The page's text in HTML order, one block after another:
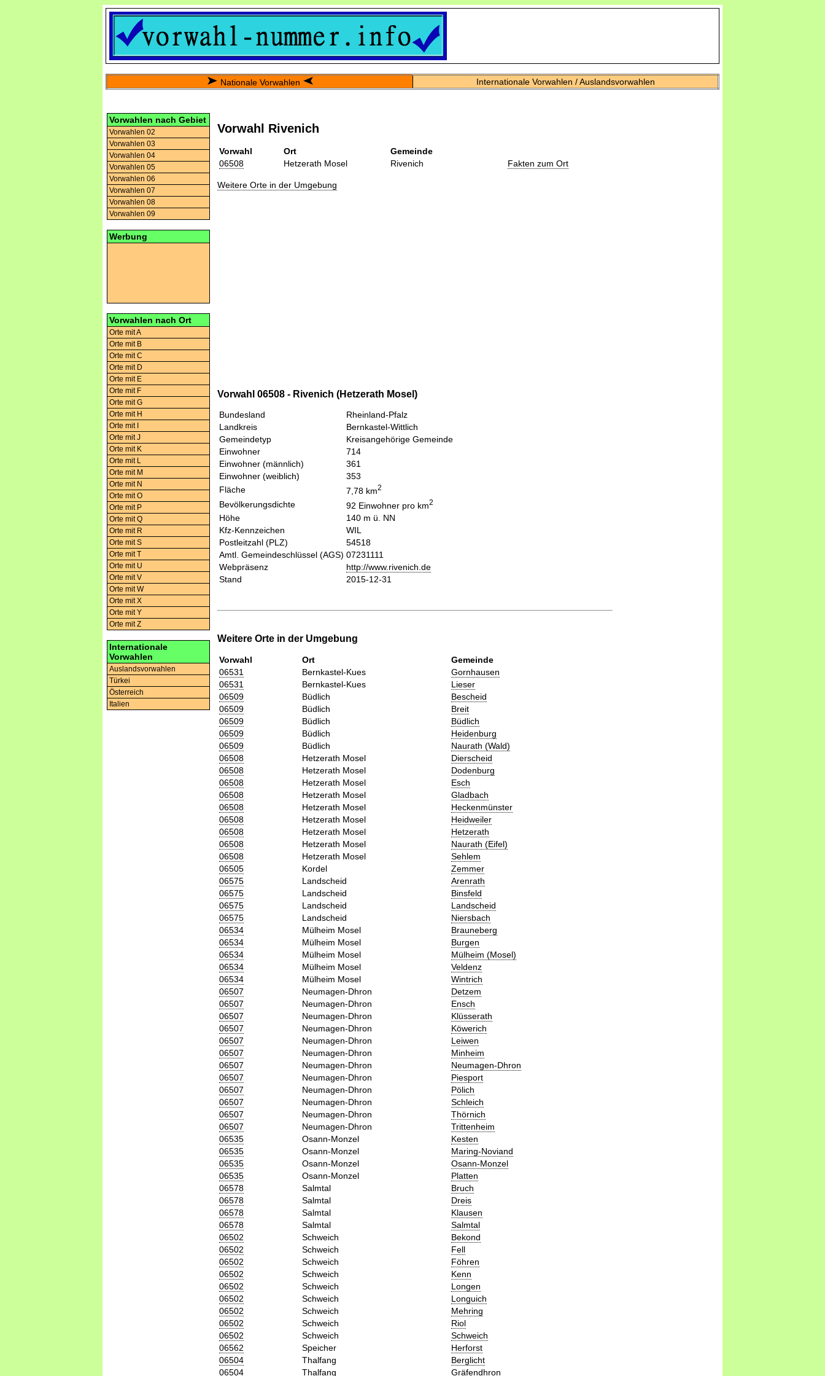
Nationale Vorwahlen Internationale Vorwahlen / Auslandsvorwahlen
Vorwahlen nach Gebiet
Vorwahlen 02
Vorwahlen 03
Vorwahlen 04
Vorwahlen 05
Vorwahlen 06
Vorwahlen 07
Vorwahlen 08
Vorwahlen 09
Werbung
Vorwahlen nach Ort
Orte mit A
Orte mit B
Orte mit C
Orte mit D
Orte mit E
Orte mit F
Orte mit G
Orte mit H
Orte mit I
Orte mit J
Orte mit K
Orte mit L
Orte mit M
Orte mit N
Orte mit O
Orte mit P
Orte mit Q
Orte mit R
Orte mit S
Orte mit T
Orte mit U
Orte mit V
Orte mit W
Orte mit X
Orte mit Y
Orte mit Z
Internationale
Vorwahlen
Auslandsvorwahlen
Türkei
Österreich
Italien
Vorwahl Rivenich
Vorwahl Ort
Gemeinde
06508
Hetzerath Mosel Rivenich Fakten zum Ort
Weitere Orte in der Umgebung
Vorwahl 06508 - Rivenich (Hetzerath Mosel)
Bundesland
Rheinland-Pfalz
Landkreis
Bernkastel-Wittlich
Gemeindetyp
Kreisangehörige Gemeinde
Einwohner
714
Einwohner (männlich)
361
Einwohner (weiblich)
353
Fläche
7,78 km2
Bevölkerungsdichte 92 Einwohner pro km2
Höhe
140 m ü. NN
Kfz-Kennzeichen
WIL
Postleitzahl (PLZ)
54518
Amtl. Gemeindeschlüssel (AGS) 07231111
Webpräsenz
http://www.rivenich.de
Stand
2015-12-31
Weitere Orte in der Umgebung
Vorwahl Ort
Gemeinde
06531
Bernkastel-Kues
Gornhausen
06531
Bernkastel-Kues
Lieser
06509
Büdlich
Bescheid
06509
Büdlich
Breit
06509
Büdlich
Büdlich
06509
Büdlich
Heidenburg
06509
Büdlich
Naurath (Wald)
06508
Hetzerath Mosel
Dierscheid
06508
Hetzerath Mosel
Dodenburg
06508
Hetzerath Mosel
Esch
06508
Hetzerath Mosel
Gladbach
06508
Hetzerath Mosel
Heckenmünster
06508
Hetzerath Mosel
Heidweiler
06508
Hetzerath Mosel
Hetzerath
06508
Hetzerath Mosel
Naurath (Eifel)
06508
Hetzerath Mosel
Sehlem
06505
Kordel
Zemmer
06575
Landscheid
Arenrath
06575
Landscheid
Binsfeld
06575
Landscheid
Landscheid
06575
Landscheid
Niersbach
06534
Mülheim Mosel
Brauneberg
06534
Mülheim Mosel
Burgen
06534
Mülheim Mosel
Mülheim (Mosel)
06534
Mülheim Mosel
Veldenz
06534
Mülheim Mosel
Wintrich
06507
Neumagen-Dhron
Detzem
06507
Neumagen-Dhron
Ensch
06507
Neumagen-Dhron
Klüsserath
06507
Neumagen-Dhron
Köwerich
06507
Neumagen-Dhron
Leiwen
06507
Neumagen-Dhron
Minheim
06507
Neumagen-Dhron
Neumagen-Dhron
06507
Neumagen-Dhron
Piesport
06507
Neumagen-Dhron
Pölich
06507
Neumagen-Dhron
Schleich
06507
Neumagen-Dhron
Thörnich
06507
Neumagen-Dhron
Trittenheim
06535
Osann-Monzel
Kesten
06535
Osann-Monzel
Maring-Noviand
06535
Osann-Monzel
Osann-Monzel
06535
Osann-Monzel
Platten
06578
Salmtal
Bruch
06578
Salmtal
Dreis
06578
Salmtal
Klausen
06578
Salmtal
Salmtal
06502
Schweich
Bekond
06502
Schweich
Fell
06502
Schweich
Föhren
06502
Schweich
Kenn
06502
Schweich
Longen
06502
Schweich
Longuich
06502
Schweich
Mehring
06502
Schweich
Riol
06502
Schweich
Schweich
06562
Speicher
Herforst
06504
Thalfang
Berglicht
06504
Thalfang Gräfendhron